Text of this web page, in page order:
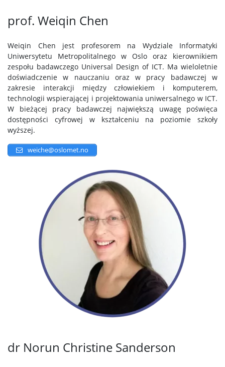
prof. Weiqin Chen
Weiqin Chen jest profesorem na Wydziale Informatyki
Uniwersytetu Metropolitalnego w Oslo oraz kierownikiem
zespołu badawczego Universal Design of ICT. Ma wieloletnie
doświadczenie w nauczaniu oraz w pracy badawczej w
zakresie interakcji między człowiekiem i komputerem,
technologii wspierającej i projektowania uniwersalnego w ICT.
W bieżącej pracy badawczej największą uwagę poświęca
dostępności cyfrowej w kształceniu na poziomie szkoły
wyższej.
weiche@oslomet.no
dr Norun Christine Sanderson